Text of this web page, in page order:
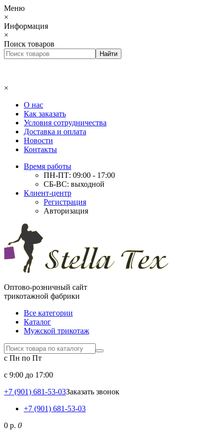
Меню
×
Информация
×
Поиск товаров
×
О нас
Как заказать
Условия сотрудничества
Доставка и оплата
Новости
Контакты
Время работы
ПН-ПТ: 09:00 - 17:00
СБ-ВС: выходной
Клиент-центр
Регистрация
Авторизация
Оптово-розничный сайт
трикотажной фабрики
Все категории
Каталог
Мужской трикотаж
с Пн по Пт
c 9:00 до 17:00
+7 (901) 681-53-03Заказать звонок
+7 (901) 681-53-03
0 р. 0